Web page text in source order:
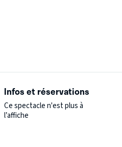
Infos et réservations
Ce spectacle n'est plus à
l’affiche